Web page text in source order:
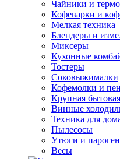
Чайники и
Кофеварки и
Мелкая техника
Блендеры и
Миксеры
Кухонные
Тостеры
Соковыжималки
Кофемолки и
Крупная
Винные
Техника для
Пылесосы
Утюги и
Весы